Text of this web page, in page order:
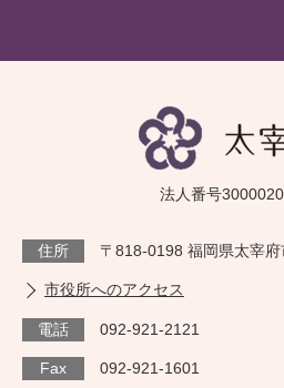
法人番号
住所 〒818-0198 福岡県太宰
市役所へのアクセス
電話 092-921-2121
Fax 092-921-1601